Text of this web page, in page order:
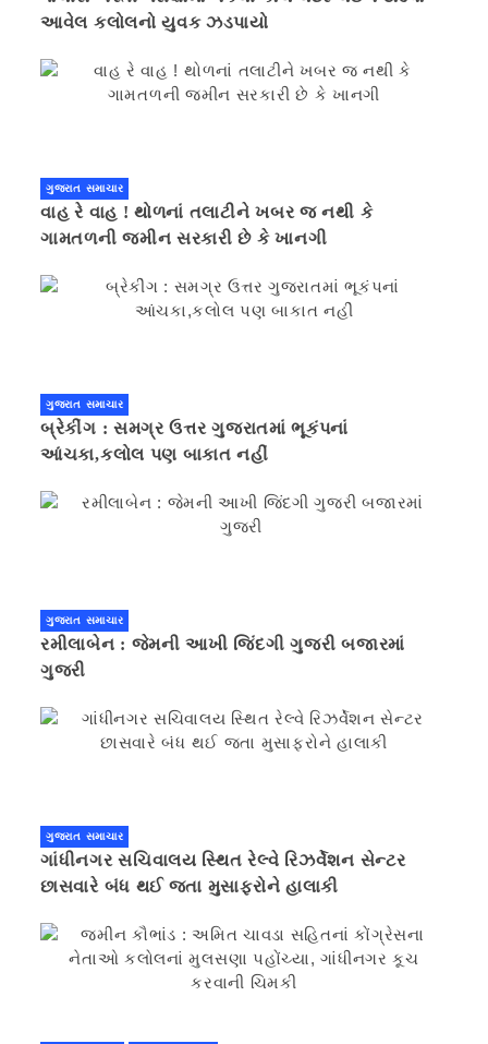
આવેલ કલોલનો યુવક ઝડપાયો
ગુજરાત સમાચાર
વાહ રે વાહ ! થોળનાં તલાટીને ખબર જ નથી કે
ગામતળની જમીન સરકારી છે કે ખાનગી
ગુજરાત સમાચાર
બ્રેકીંગ : સમગ્ર ઉત્તર ગુજરાતમાં ભૂકંપનાં
આંચકા,કલોલ પણ બાકાત નહીં
ગુજરાત સમાચાર
રમીલાબેન : જેમની આખી જિંદગી ગુજરી બજારમાં
ગુજરી
ગુજરાત સમાચાર
ગાંધીનગર સચિવાલય સ્થિત રેલ્વે રિઝર્વેશન સેન્ટર
છાસવારે બંધ થઈ જતા મુસાફરોને હાલાકી